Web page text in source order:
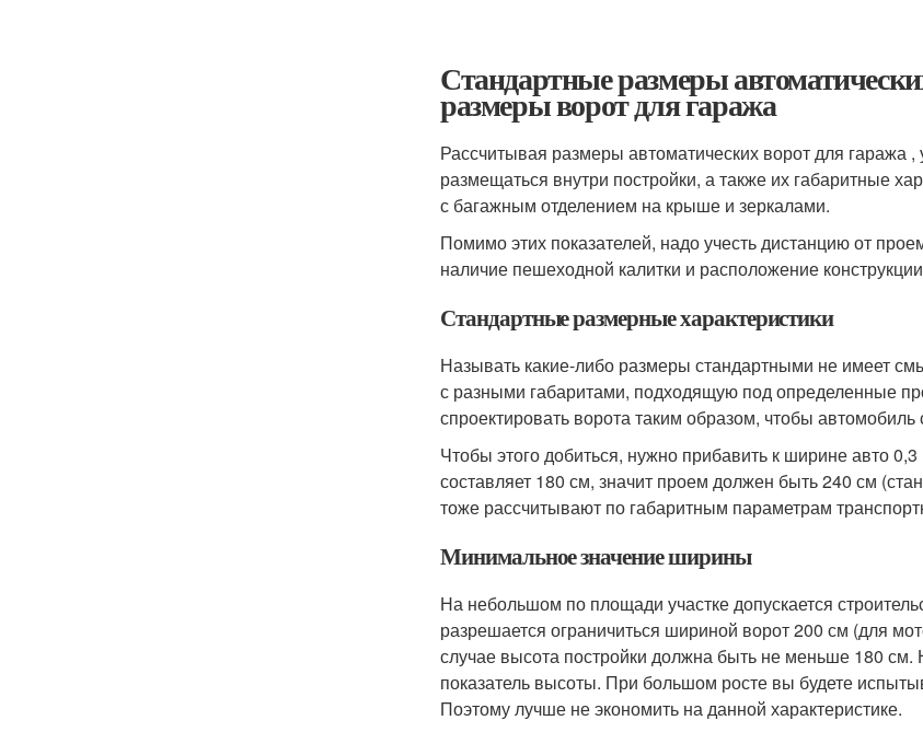
Стандартные размеры
размеры ворот для гаража
Рассчитывая размеры автоматических ворот для гаража
размещаться внутри постройки, а также их габаритные
с багажным отделением на крыше и зеркалами.
Помимо этих показателей, надо учесть дистанцию от
наличие пешеходной калитки и расположение
Стандартные размерные характеристики
Называть какие-либо размеры стандартными не имеет
с разными габаритами, подходящую под определенные
спроектировать ворота таким образом, чтобы
Чтобы этого добиться, нужно прибавить к ширине авто
составляет 180 см, значит проем должен быть 240 см
тоже рассчитывают по габаритным параметрам
Минимальное значение ширины
На небольшом по площади участке допускается
разрешается ограничиться шириной ворот 200 см (для
случае высота постройки должна быть не меньше 180
показатель высоты. При большом росте вы будете
Поэтому лучше не экономить на данной характеристике.